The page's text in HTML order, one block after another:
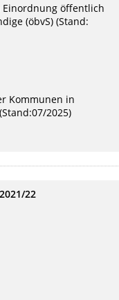
öffentlich
(öbvS) (Stand:
Kommunen in
2025)
22